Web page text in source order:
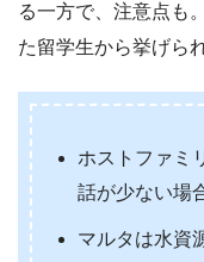
る一方で、注意点も
た留学生から挙げら
ホストファミ
話が少ない場
マルタは水資